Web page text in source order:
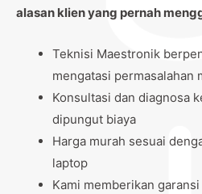
alasan klien yang pernah
Teknisi Maestronik
mengatasi permasalahan
Konsultasi dan diagnosa
dipungut biaya
Harga murah sesuai
laptop
Kami memberikan